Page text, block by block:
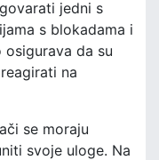
jedni s
s blokadama i
osigurava da su
na
se moraju
svoje uloge. Na